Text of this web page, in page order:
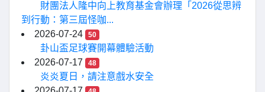
財團法人隆中向上教育基金會辦理「2026從思辨
到行動：第三屆怪咖...
2026-07-24
50
卦山盃足球賽開幕體驗活動
2026-07-17
48
炎炎夏日，請注意戲水安全